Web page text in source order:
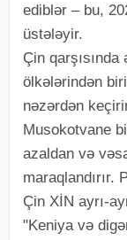
ediblər – bu,
üstələyir.
Çin
ölkələrindən
nəzərdən
Musokotvane
azaldan və
maraqlandırır.
Çin XİN ayrı-
"Keniya və